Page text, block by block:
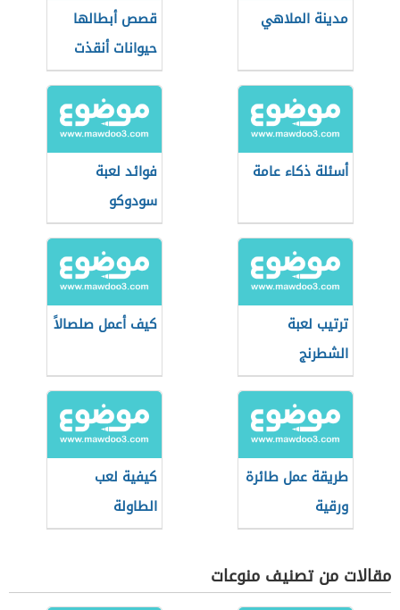
مدينة الملاهي
قصص أبطالها
حيوانات أنقذت
حياة البشر
أسئلة ذكاء عامة
فوائد لعبة
سودوكو
ترتيب لعبة
الشطرنج
كيف أعمل صلصالاً
طريقة عمل طائرة
ورقية
كيفية لعب
الطاولة
مقالات من تصنيف منوعات